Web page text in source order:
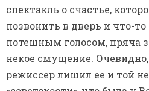
спектакль о счастье,
позвонить в дверь и что-
потешным голосом, пряча
некое смущение. Очевидно,
режиссер лишил ее и той